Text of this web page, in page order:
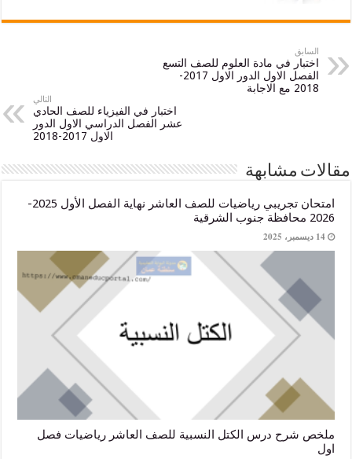
في مادة العلوم للصف التسع
الفصل الاول الدور الاول 2017-
اختبار في الفيزياء للصف الحادي
عشر الفصل الدراسي الاول الدور
مشابهة
امتحان تجريبي رياضيات للصف العاشر نهاية الفصل الأول 2025-
درس الكتل النسبية للصف العاشر رياضيات فصل